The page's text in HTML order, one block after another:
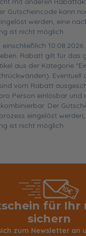
Gutscheincode kann
werden, eine
ist nicht möglich.
Rabatt gilt für das
aus der Kategorie
Eventuell
vom Rabatt
Person einlösbar und
Der
eingelöst
ist nicht möglich.
für Ihr
sichern
zum Newsletter an